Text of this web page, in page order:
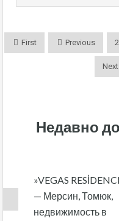
First Previous 2
Next
Недавно
»VEGAS
— Мерсин, Томюк,
недвижимость в